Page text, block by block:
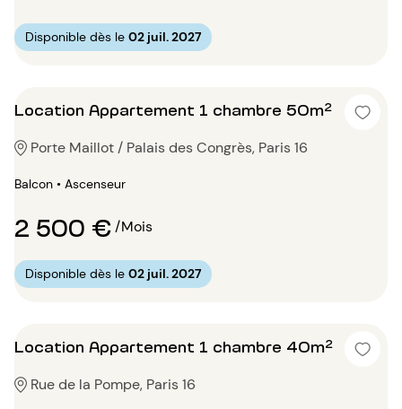
Disponible dès le 02 juil. 2027
Location Appartement 1 chambre 50m²
Porte Maillot / Palais des Congrès, Paris 16
Balcon • Ascenseur
2 500 €/Mois
Disponible dès le 02 juil. 2027
Location Appartement 1 chambre 40m²
Rue de la Pompe, Paris 16